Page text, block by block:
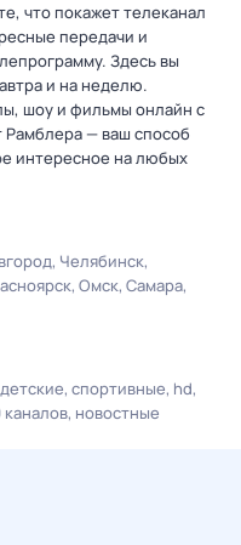
что покажет телеканал
передачи и
Здесь вы
и на неделю.
шоу и фильмы онлайн с
Рамблера — ваш способ
интересное на любых
Челябинск
Омск Самара
детские спортивные hd
каналов новостные